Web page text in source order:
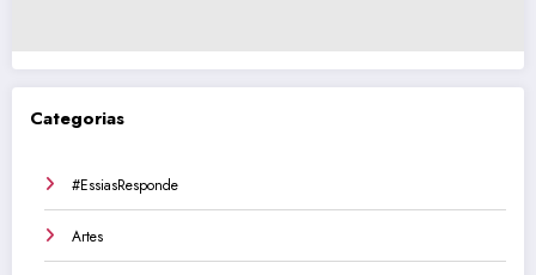
Categorias
#EssiasResponde
Artes